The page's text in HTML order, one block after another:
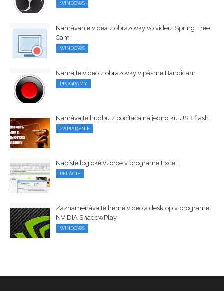
WINDOWS
Nahrávanie videa z obrazovky vo videu iSpring Free
Cam
WINDOWS
Nahrajte video z obrazovky v pásme Bandicam
PROGRAMY
Nahrávajte hudbu z počítača na jednotku USB flash
ZARIADENIE
Napíšte logické vzorce v programe Excel
RELÁCIE
Zaznamenávajte herné video a desktop v programe
NVIDIA ShadowPlay
WINDOWS